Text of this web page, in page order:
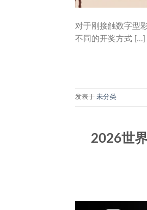
对于刚接触数字型
不同的开奖方式 […]
发表于 未分类
2026世